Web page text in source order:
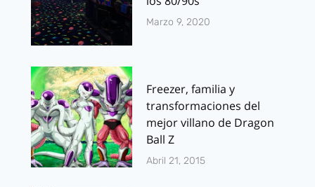
Marzo 9, 2020
Freezer, familia y
transformaciones del
mejor villano de Dragon
Ball Z
Abril 21, 2015